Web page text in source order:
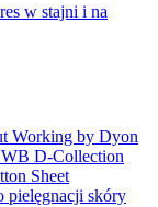
w stajni i na
Working by Dyon
D-Collection
Sheet
pielęgnacji skóry